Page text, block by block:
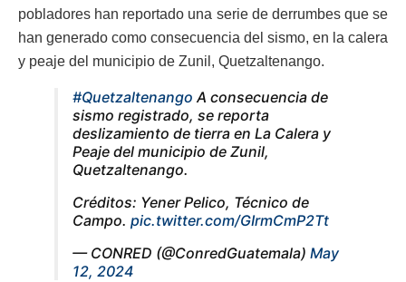
pobladores han reportado una serie de derrumbes que se
han generado como consecuencia del sismo, en la calera
y peaje del municipio de Zunil, Quetzaltenango.
#Quetzaltenango A consecuencia de
sismo registrado, se reporta
deslizamiento de tierra en La Calera y
Peaje del municipio de Zunil,
Quetzaltenango.
Créditos: Yener Pelico, Técnico de
Campo. pic.twitter.com/GIrmCmP2Tt
— CONRED (@ConredGuatemala) May
12, 2024